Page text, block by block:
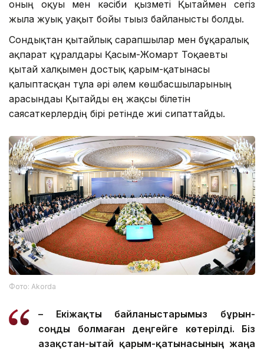
оның оқуы мен кәсіби қызметі Қытаймен сегіз
жылға жуық уақыт бойы тығыз байланысты болды.
Сондықтан қытайлық сарапшылар мен бұқаралық
ақпарат құралдары Қасым-Жомарт Тоқаевты
қытай халқымен достық қарым-қатынасы
қалыптасқан тұлға әрі әлем көшбасшыларының
арасындағы Қытайды ең жақсы білетін
саясаткерлердің бірі ретінде жиі сипаттайды.
Фото: Аkorda
– Екіжақты байланыстарымыз бұрын-
соңды болмаған деңгейге көтерілді. Біз
Қазақстан-Қытай қарым-қатынасының жаңа